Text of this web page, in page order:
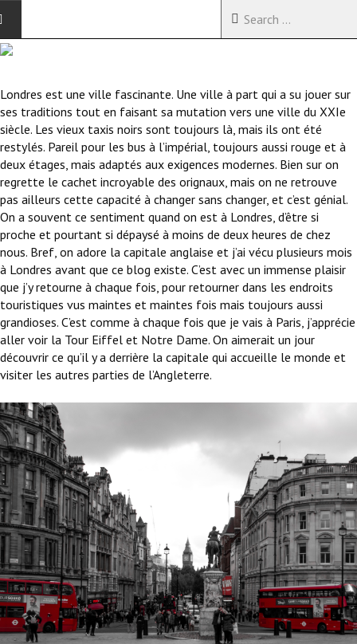
ACCUEIL
VOYAGES EN CHINE
VOYAGES EN ASIE
VOYAGES DANS LE MONDE
Londres est une ville fascinante. Une ville à part qui a su jouer sur
ses traditions tout en faisant sa mutation vers une ville du XXIe
siècle. Les vieux taxis noirs sont toujours là, mais ils ont été
restylés. Pareil pour les bus à l’impérial, toujours aussi rouge et à
deux étages, mais adaptés aux exigences modernes. Bien sur on
regrette le cachet incroyable des orignaux, mais on ne retrouve
pas ailleurs cette capacité à changer sans changer, et c’est génial.
On a souvent ce sentiment quand on est à Londres, d’être si
proche et pourtant si dépaysé à moins de deux heures de chez
nous. Bref, on adore la capitale anglaise et j’ai vécu plusieurs mois
à Londres avant que ce blog existe. C’est avec un immense plaisir
que j’y retourne à chaque fois, pour retourner dans les endroits
touristiques vus maintes et maintes fois mais toujours aussi
grandioses. C’est comme à chaque fois que je vais à Paris, j’apprécie
aller voir la Tour Eiffel et Notre Dame. On aimerait un jour
découvrir ce qu’il y a derrière la capitale qui accueille le monde et
visiter les autres parties de l’Angleterre.